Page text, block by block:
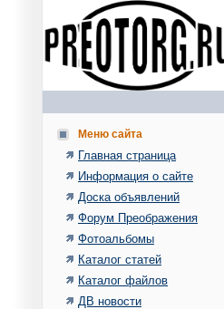
Меню сайта
Главная страница
Информация о сайте
Доска объявлений
Форум Преображения
Фотоальбомы
Каталог статей
Каталог файлов
ДВ новости